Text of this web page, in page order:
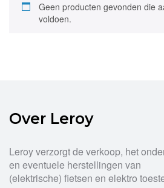
Geen producten gevonden die
voldoen.
Over Leroy
Leroy verzorgt de verkoop, het
en eventuele herstellingen van
(elektrische) fietsen en elektro